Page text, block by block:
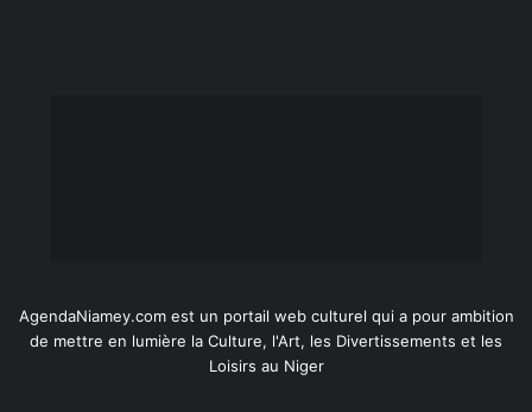
AgendaNiamey.com est un portail web culturel qui a pour ambition
de mettre en lumière la Culture, l'Art, les Divertissements et les
Loisirs au Niger